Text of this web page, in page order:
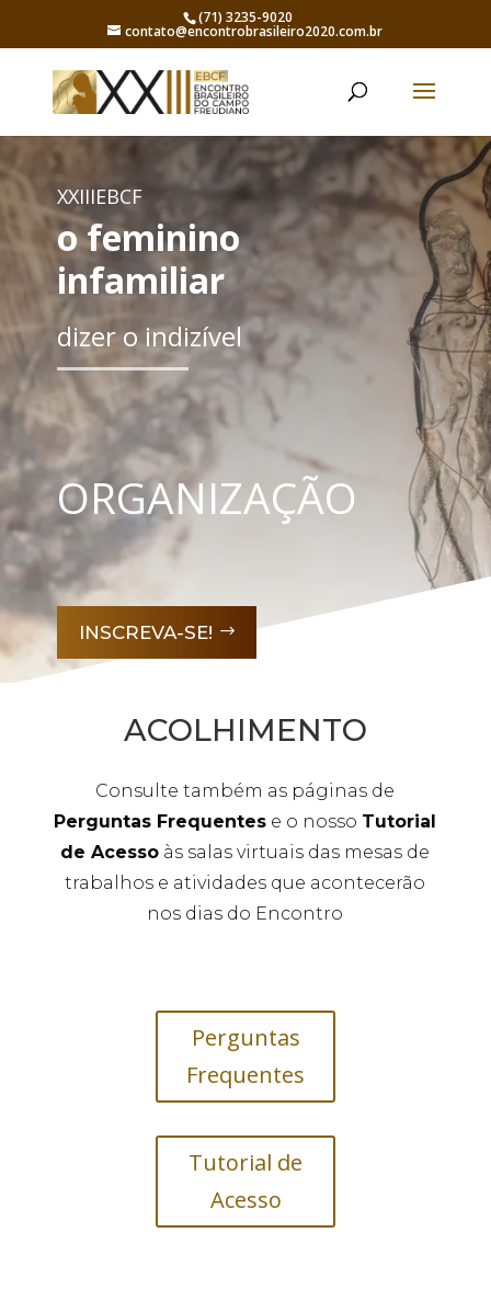
(71) 3235-9020
contato@encontrobrasileiro2020.com.br
XXIIIEBCF
o feminino
infamiliar
dizer o indizível
ORGANIZAÇÃO
INSCREVA-SE!
ACOLHIMENTO
Consulte também as páginas de
Perguntas Frequentes e o nosso Tutorial
de Acesso às salas virtuais das mesas de
trabalhos e atividades que acontecerão
nos dias do Encontro
Perguntas
Frequentes
Tutorial de
Acesso